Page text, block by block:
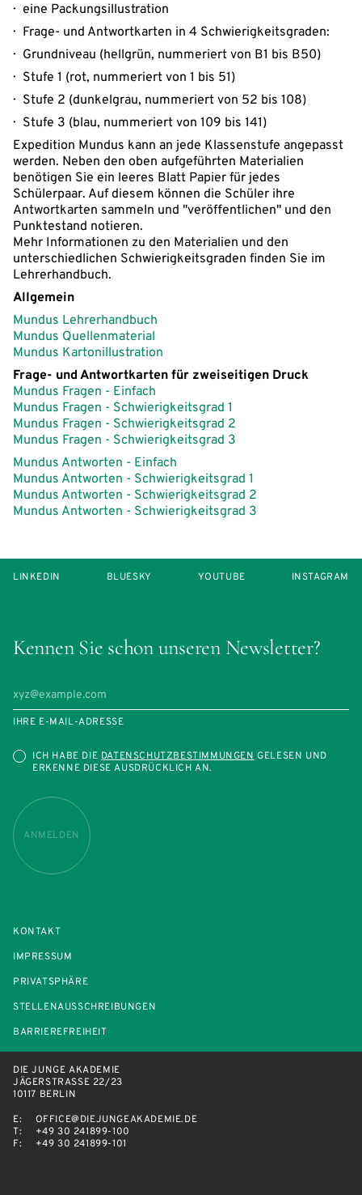
eine Packungsillustration
Frage- und Antwortkarten in 4 Schwierigkeitsgraden:
Grundniveau (hellgrün, nummeriert von B1 bis B50)
Stufe 1 (rot, nummeriert von 1 bis 51)
Stufe 2 (dunkelgrau, nummeriert von 52 bis 108)
Stufe 3 (blau, nummeriert von 109 bis 141)
Expedition Mundus kann an jede Klassenstufe angepasst
werden. Neben den oben aufgeführten Materialien
benötigen Sie ein leeres Blatt Papier für jedes
Schülerpaar. Auf diesem können die Schüler ihre
Antwortkarten sammeln und "veröffentlichen" und den
Punktestand notieren.
Mehr Informationen zu den Materialien und den
unterschiedlichen Schwierigkeitsgraden finden Sie im
Lehrerhandbuch.
Allgemein
Mundus Lehrerhandbuch
Mundus Quellenmaterial
Mundus Kartonillustration
Frage- und Antwortkarten für zweiseitigen Druck
Mundus Fragen - Einfach
Mundus Fragen - Schwierigkeitsgrad 1
Mundus Fragen - Schwierigkeitsgrad 2
Mundus Fragen - Schwierigkeitsgrad 3
Mundus Antworten - Einfach
Mundus Antworten - Schwierigkeitsgrad 1
Mundus Antworten - Schwierigkeitsgrad 2
Mundus Antworten - Schwierigkeitsgrad 3
Kennen Sie schon unseren Newsletter?
IHRE E-MAIL-ADRESSE
ICH HABE DIE DATENSCHUTZBESTIMMUNGEN GELESEN UND
ERKENNE DIESE AUSDRÜCKLICH AN.
ANMELDEN
LINKEDIN BLUESKY YOUTUBE INSTAGRAM
KONTAKT
IMPRESSUM
PRIVATSPHÄRE
STELLENAUSSCHREIBUNGEN
BARRIEREFREIHEIT
DIE JUNGE AKADEMIE
JÄGERSTRASSE 22/23
10117 BERLIN
E:
OFFICE@DIEJUNGEAKADEMIE.DE
T:
+49 30 241899-100
F:
+49 30 241899-101